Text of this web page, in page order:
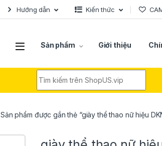
Hướng dẫn Kiến thức
Sản phẩm Giới thiệu
Sản phẩm được gắn thẻ “giày thể thao nữ hiệu